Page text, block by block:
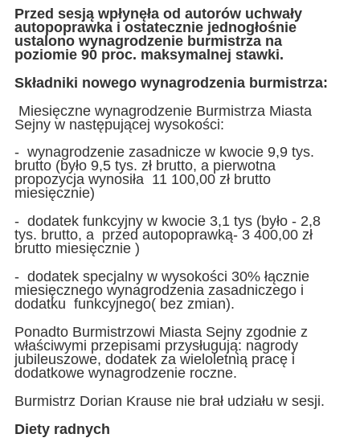
Przed sesją wpłynęła od autorów uchwały
autopoprawka i ostatecznie jednogłośnie
ustalono wynagrodzenie burmistrza na
poziomie 90 proc. maksymalnej stawki.
Składniki nowego wynagrodzenia burmistrza:
Miesięczne wynagrodzenie Burmistrza Miasta
Sejny w następującej wysokości:
- wynagrodzenie zasadnicze w kwocie 9,9 tys.
brutto (było 9,5 tys. zł brutto, a pierwotna
propozycja wynosiła 11 100,00 zł brutto
miesięcznie)
- dodatek funkcyjny w kwocie 3,1 tys (było - 2,8
tys. brutto, a przed autopoprawką- 3 400,00 zł
brutto miesięcznie )
- dodatek specjalny w wysokości 30% łącznie
miesięcznego wynagrodzenia zasadniczego i
dodatku funkcyjnego( bez zmian).
Ponadto Burmistrzowi Miasta Sejny zgodnie z
właściwymi przepisami przysługują: nagrody
jubileuszowe, dodatek za wieloletnią pracę i
dodatkowe wynagrodzenie roczne.
Burmistrz Dorian Krause nie brał udziału w sesji.
Diety radnych